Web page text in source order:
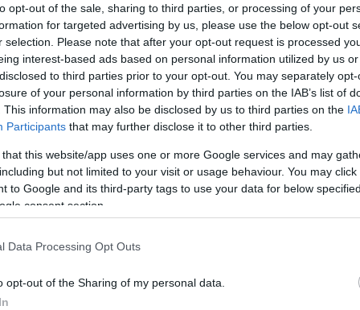
opt-out of the sale, sharing to third parties, or processing of your
for targeted advertising by us, please use the below opt-out
selection. Please note that after your opt-out request is processed
interest-based ads based on personal information utilized by us
to third parties prior to your opt-out. You may separately
of your personal information by third parties on the IAB’s list of
This information may also be disclosed by us to third parties on the
Participants that may further disclose it to other third parties.
that this website/app uses one or more Google services and may
but not limited to your visit or usage behaviour. You may
to Google and its third-party tags to use your data for below
consent section.
Data Processing Opt Outs
opt-out of the Sharing of my personal data.
ειδική αναφορά στην ελληνική εμπειρία της
χώρα δεν υπέφερε περισσότερο από την Ελλάδα
της Ευρωζώνης». Ευχαρίστησε, μάλιστα,
πίστεψε στην επιμονή μας», αλλά και τον Ζαν-
του σε μια περίοδο κατά την οποία, όπως είπε,
η Ελλάδα μπορούσε να μεταρρυθμιστεί.